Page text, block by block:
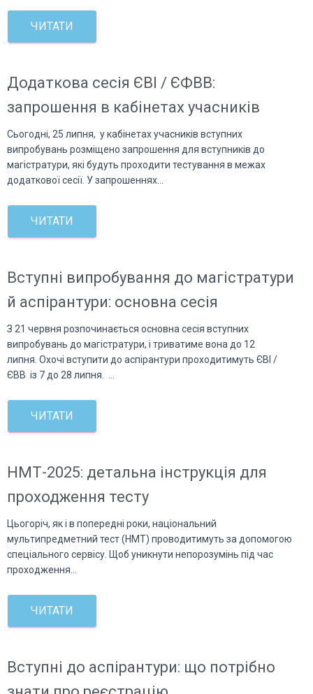
ЧИТАТИ
Додаткова сесія ЄВІ / ЄФВВ:
запрошення в кабінетах учасників
Сьогодні, 25 липня, у кабінетах учасників вступних
випробувань розміщено запрошення для вступників до
магістратури, які будуть проходити тестування в межах
додаткової сесії. У запрошеннях…
ЧИТАТИ
Вступні випробування до магістратури
й аспірантури: основна сесія
З 21 червня розпочинається основна сесія вступних
випробувань до магістратури, і триватиме вона до 12
липня. Охочі вступити до аспірантури проходитимуть ЄВІ /
ЄВВ із 7 до 28 липня. …
ЧИТАТИ
НМТ-2025: детальна інструкція для
проходження тесту
Цьогоріч, як і в попередні роки, національний
мультипредметний тест (НМТ) проводитимуть за допомогою
спеціального сервісу. Щоб уникнути непорозумінь під час
проходження…
ЧИТАТИ
Вступні до аспірантури: що потрібно